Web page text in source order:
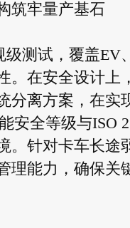
筑牢量产基石
级测试，覆盖
。在安全设计上
分离方案，在实
安全等级与ISO
。针对卡车长途
理能力，确保